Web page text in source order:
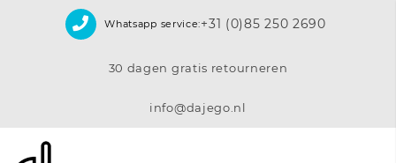
Whatsapp service:+31 (0)85 250 2690
30 dagen gratis retourneren
info@dajego.nl